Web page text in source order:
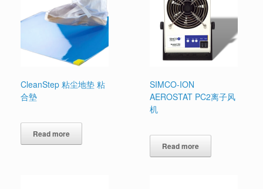
CleanStep 粘尘地垫 粘
合墊
Read more
SIMCO-ION
AEROSTAT PC2离子风
机
Read more